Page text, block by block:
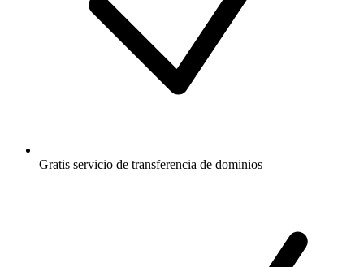
Gratis servicio de transferencia de dominios